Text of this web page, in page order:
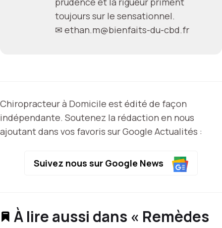
toujours sur le sensationnel.
✉ ethan.m@bienfaits-du-cbd.fr
Chiropracteur à Domicile est édité de façon
indépendante. Soutenez la rédaction en nous
ajoutant dans vos favoris sur Google Actualités :
Suivez nous sur Google News
À lire aussi dans « Remèdes